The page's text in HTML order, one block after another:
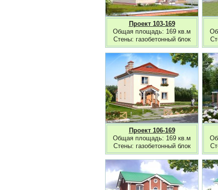
Проект 103-169
Общая площадь: 169 кв.м
Стены: газобетонный блок
Проект 106-169
Общая площадь: 169 кв.м
Стены: газобетонный блок